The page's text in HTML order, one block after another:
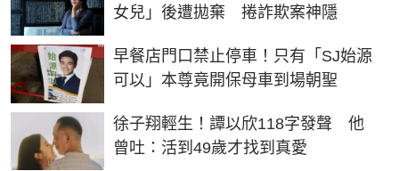
女兒」後遭拋棄 捲詐欺案神隱
早餐店門口禁止停車！只有「SJ始源
可以」本尊竟開保母車到場朝聖
徐子翔輕生！譚以欣118字發聲 他
曾吐：活到49歲才找到真愛